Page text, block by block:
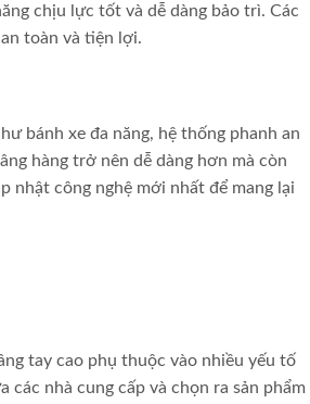
chịu lực tốt và dễ dàng bảo trì. Các
toàn và tiện lợi.
bánh xe đa năng, hệ thống phanh an
hàng trở nên dễ dàng hơn mà còn
nhật công nghệ mới nhất để mang lại
tay cao phụ thuộc vào nhiều yếu tố
các nhà cung cấp và chọn ra sản phẩm